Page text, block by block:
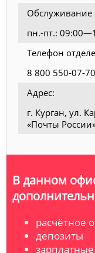
Обслуживание
пн.-пт.:
Телефон
8 800 550-07-70
Адрес:
г. Курган, ул.
«Почты
В данном
расчётное
депозиты